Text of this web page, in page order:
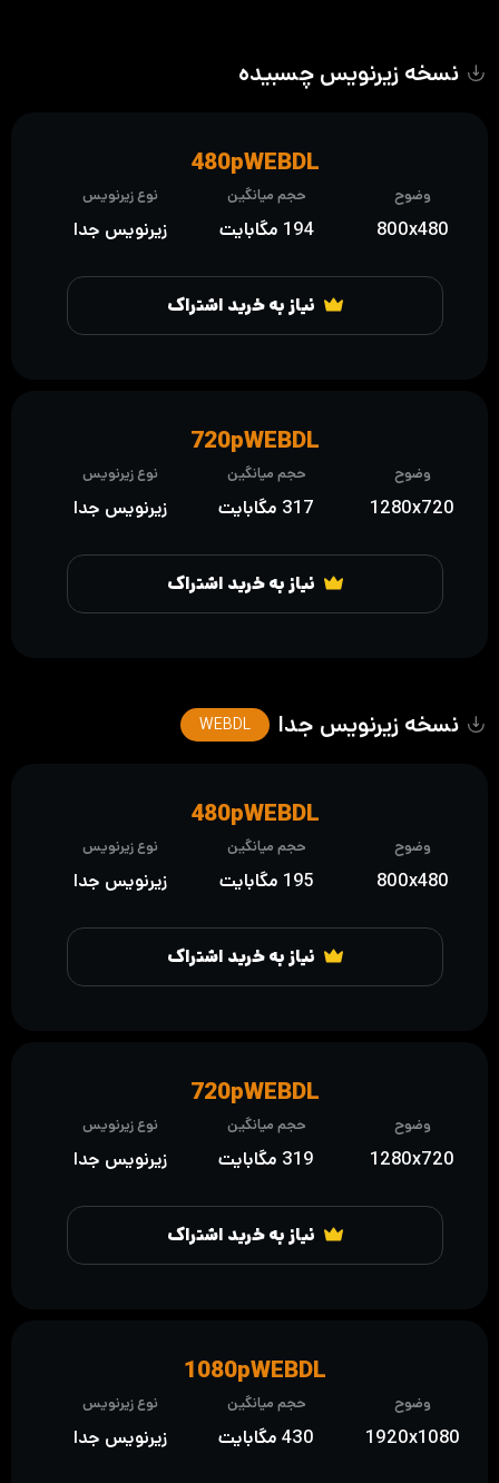
نسخه زیرنویس چسبیده
نیاز به خرید اشتراک
وضوح
800x480
حجم میانگین
194 مگابایت
نوع زیرنویس
زیرنویس جدا
480pWEBDL
نیاز به خرید اشتراک
وضوح
1280x720
حجم میانگین
317 مگابایت
نوع زیرنویس
زیرنویس جدا
720pWEBDL
نسخه زیرنویس جدا WEBDL
نیاز به خرید اشتراک
وضوح
800x480
حجم میانگین
195 مگابایت
نوع زیرنویس
زیرنویس جدا
480pWEBDL
نیاز به خرید اشتراک
وضوح
1280x720
حجم میانگین
319 مگابایت
نوع زیرنویس
زیرنویس جدا
720pWEBDL
وضوح
1920x1080
حجم میانگین
430 مگابایت
نوع زیرنویس
زیرنویس جدا
1080pWEBDL